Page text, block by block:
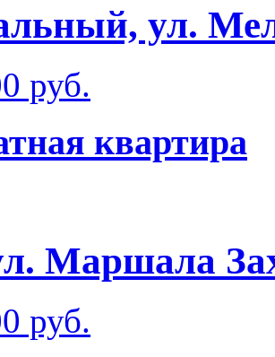
ул.
руб.
квартира
Маршала
руб.